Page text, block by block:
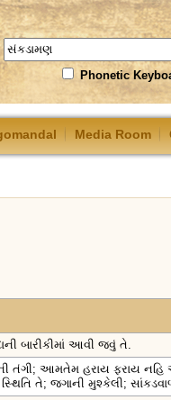
Phonetic
Media Room
બારીકીમાં આવી જવું તે.
તંગી; આમતેમ હરાય ફરાય નહિ
તે; જગાની મુશ્કેલી;